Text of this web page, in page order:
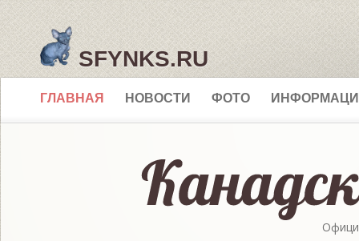
SFYNKS.RU
ГЛАВНАЯ НОВОСТИ ФОТО